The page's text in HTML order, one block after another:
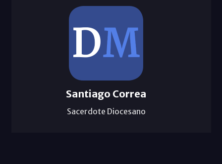
Santiago Correa
Sacerdote Diocesano